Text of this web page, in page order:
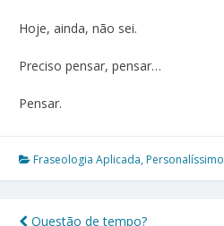
Hoje, ainda, não sei.
Preciso pensar, pensar…
Pensar.
Fraseologia Aplicada, Personalíssimo
Questão de tempo?